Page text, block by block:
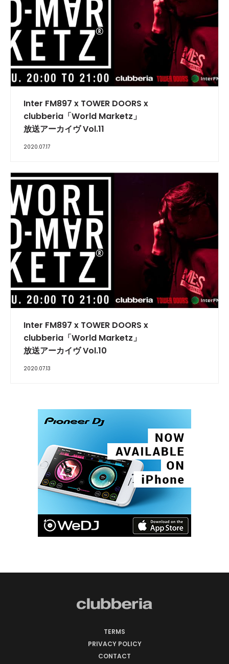
INTERVIEW
Inter FM897 x TOWER DOORS x
clubberia「World Marketz」
放送アーカイヴ Vol.11
2020.07.17
INTERVIEW
Inter FM897 x TOWER DOORS x
clubberia「World Marketz」
放送アーカイヴ Vol.10
2020.07.13
TERMS
PRIVACY POLICY
CONTACT